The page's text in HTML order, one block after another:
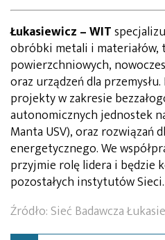
Łukasiewicz – WIT
obróbki metali i
powierzchniowych,
oraz urządzeń dla
projekty w zakresie
autonomicznych jednostek
Manta USV), oraz rozwiązań
energetycznego. We
przyjmie rolę lidera i będzie
pozostałych instytutów Sieci.
Źródło: Sieć Badawcza